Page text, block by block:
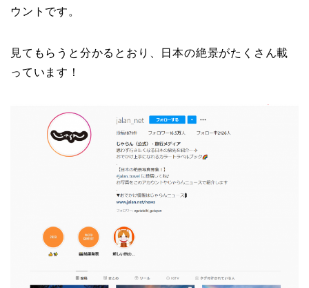
ウントです。
見てもらうと分かるとおり、日本の絶景がたくさん載
っています！